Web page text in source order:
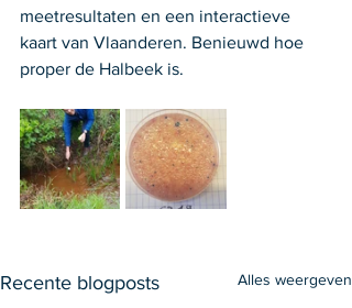
meetresultaten en een interactieve
kaart van Vlaanderen. Benieuwd hoe
proper de Halbeek is.
Recente blogposts Alles weergeven